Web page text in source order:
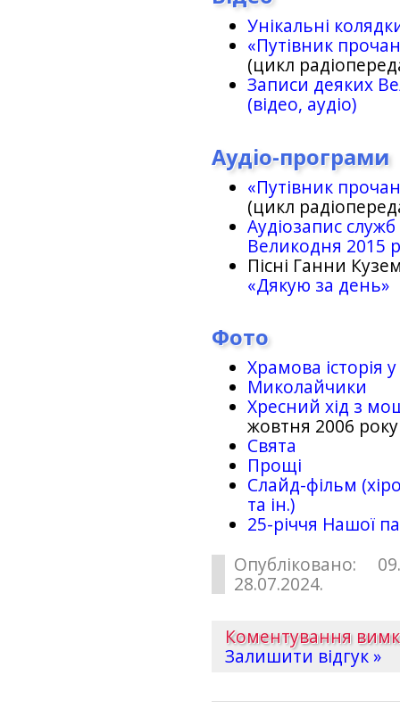
Унікальні
«Путівник
(цикл
Записи деяких
(відео, аудіо)
Аудіо-програми
«Путівник
(цикл
Аудіозапис
Великодня 2015
Пісні Ганни
«Дякую за день»
Фото
Храмова історія
Миколайчики
Хресний хід з
жовтня 2006 року
Свята
Прощі
Слайд-фільм
та ін.)
25-рiччя Нашої
Опубліковано:
28.07.2024.
Коментування
Залишити відгук »